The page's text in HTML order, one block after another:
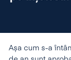
Așa cum s-a